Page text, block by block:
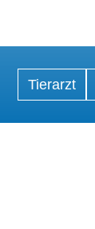
Tierarzt